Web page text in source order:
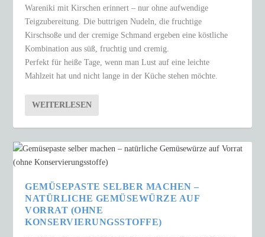
Wareniki mit Kirschen erinnert – nur ohne aufwendige
Teigzubereitung. Die buttrigen Nudeln, die fruchtige
Kirschsoße und der cremige Schmand ergeben eine köstliche
Kombination aus süß, fruchtig und cremig.
Perfekt für heiße Tage, wenn man Lust auf eine leichte
Mahlzeit hat und nicht lange in der Küche stehen möchte.
WEITERLESEN
GEMÜSEPASTE SELBER MACHEN –
NATÜRLICHE GEMÜSEWÜRZE AUF
VORRAT (OHNE
KONSERVIERUNGSSTOFFE)